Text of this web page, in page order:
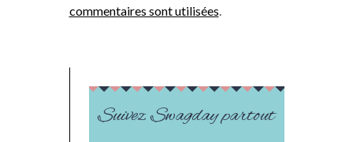
commentaires sont utilisées
Suivez Swagday partout